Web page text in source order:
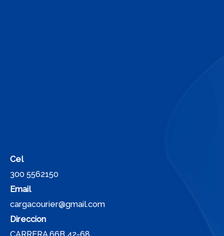
Cel
300 5562150
Email
cargacourier@gmail.com
Direccion